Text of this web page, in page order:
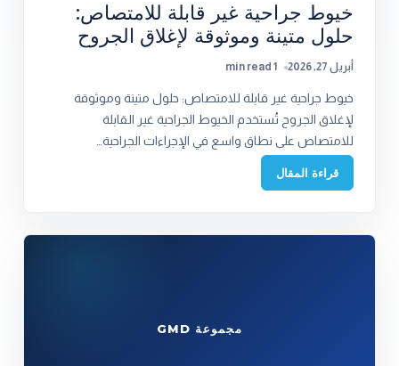
خيوط جراحية غير قابلة للامتصاص:
حلول متينة وموثوقة لإغلاق الجروح
أبريل 27, 2026 1 min read
خيوط جراحية غير قابلة للامتصاص: حلول متينة وموثوقة
لإغلاق الجروح تُستخدم الخيوط الجراحية غير القابلة
للامتصاص على نطاق واسع في الإجراءات الجراحية…
قراءة المقال
مجموعة GMD